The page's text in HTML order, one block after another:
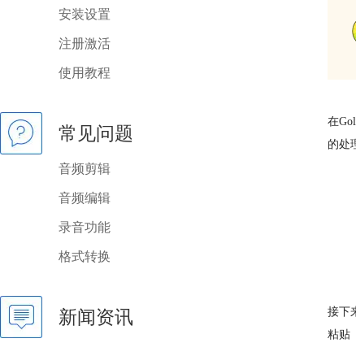
安装设置
注册激活
使用教程
常见问题
音频剪辑
音频编辑
录音功能
格式转换
新闻资讯
在
的处
接下
粘贴